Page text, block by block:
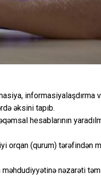
informasiyalaşdırma
əksini tapıb.
hesablarının
orqan (qurum) tərəfindən
məhdudiyyətinə nəzarəti